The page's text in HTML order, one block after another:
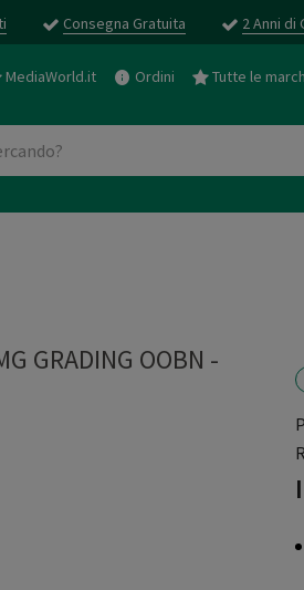
Consegna Gratuita 2 Anni di
MediaWorld.it Ordini Tutte le
GRADING OOBN -